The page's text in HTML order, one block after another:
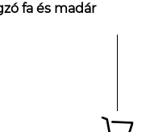
fa és madár